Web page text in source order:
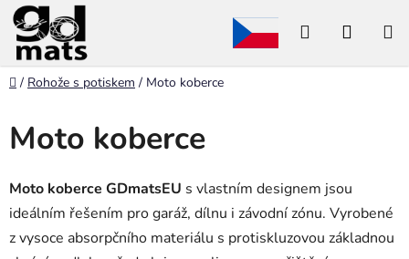
Přejít
na
obsah
Hledat
Domů
/ Rohože s potiskem / Moto koberce
Moto koberce
Moto koberce GDmatsEU s vlastním designem jsou
ideálním řešením pro garáž, dílnu i závodní zónu. Vyrobené
z vysoce absorpčního materiálu s protiskluzovou základnou